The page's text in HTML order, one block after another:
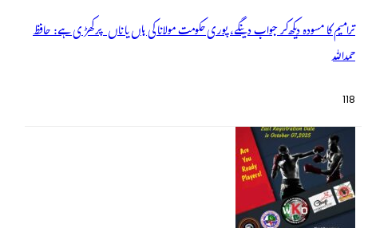
ترامیم کا مسودہ دیکھ کر جواب دینگے، پوری حکومت مولانا کی ہاں یا ناں پر کھڑی ہے: حافظ
حمداللہ
118